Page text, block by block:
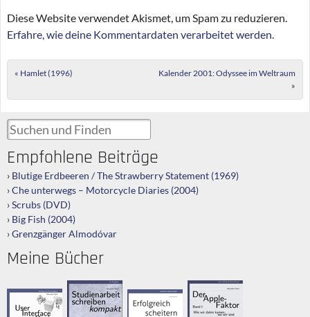
Diese Website verwendet Akismet, um Spam zu reduzieren.
Erfahre, wie deine Kommentardaten verarbeitet werden.
Post navigation
« Hamlet (1996)
Kalender 2001: Odyssee im Weltraum
»
Suchen und Finden
Empfohlene Beiträge
Blutige Erdbeeren / The Strawberry Statement (1969)
Che unterwegs – Motorcycle Diaries (2004)
Scrubs (DVD)
Big Fish (2004)
Grenzgänger Almodóvar
Meine Bücher
User Interface
Design
Studienarbeit
schreiben
Erfolgreich
scheitern
Der Apple-
Faktor